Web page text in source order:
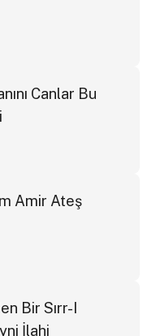
Canlar Bu
Amir Ateş
Bir Sırr-I
İlahi